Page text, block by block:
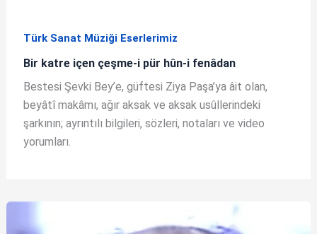
Türk Sanat Müziği Eserlerimiz
Bir katre içen çeşme-i pür hûn-i fenâdan
Bestesi Şevki Bey’e, güftesi Ziya Paşa’ya âit olan,
beyâtî makâmı, ağır aksak ve aksak usûllerindeki
şarkının; ayrıntılı bilgileri, sözleri, notaları ve video
yorumları.